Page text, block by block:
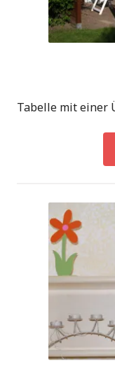
Tabelle mit einer